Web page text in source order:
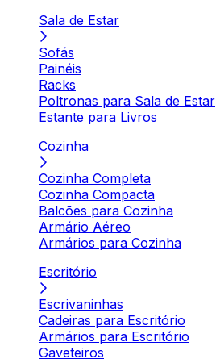
Sala de Estar
Sofás
Painéis
Racks
Poltronas para Sala de Estar
Estante para Livros
Cozinha
Cozinha Completa
Cozinha Compacta
Balcões para Cozinha
Armário Aéreo
Armários para Cozinha
Escritório
Escrivaninhas
Cadeiras para Escritório
Armários para Escritório
Gaveteiros